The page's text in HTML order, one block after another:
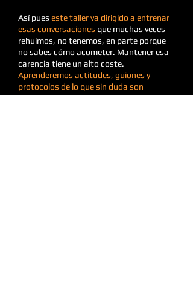
Así pues este taller va dirigido a entrenar
esas conversaciones que muchas veces
rehuimos, no tenemos, en parte porque
no sabes cómo acometer. Mantener esa
carencia tiene un alto coste.
Aprenderemos actitudes, guiones y
protocolos de lo que sin duda son
conversaciones cruciales para la vida